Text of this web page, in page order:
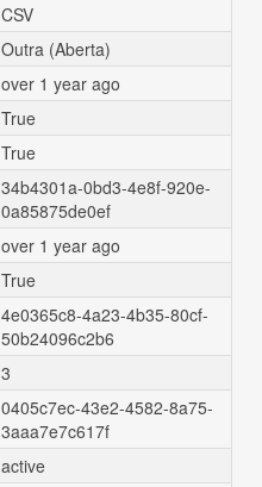
CSV
Outra (Aberta)
over 1 year ago
True
True
34b4301a-0bd3-4e8f-920e-
0a85875de0ef
over 1 year ago
True
4e0365c8-4a23-4b35-80cf-
50b24096c2b6
3
0405c7ec-43e2-4582-8a75-
3aaa7e7c617f
active